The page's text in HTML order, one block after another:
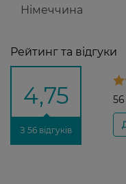
Німеччина
Рейтинг та відгуки
4,75
З 56 відгуків
56